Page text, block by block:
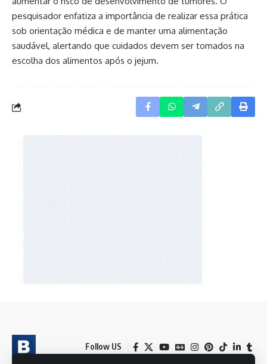
pesquisador enfatiza a importância de realizar essa prática
sob orientação médica e de manter uma alimentação
saudável, alertando que cuidados devem ser tomados na
escolha dos alimentos após o jejum.
Follow US